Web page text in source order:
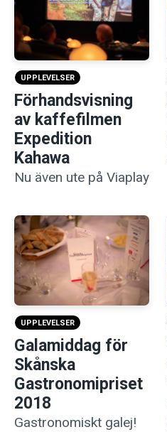
UPPLEVELSER
Förhandsvisning
av kaffefilmen
Expedition
Kahawa
Nu även ute på Viaplay
UPPLEVELSER
Galamiddag för
Skånska
Gastronomipriset
2018
Gastronomiskt galej!